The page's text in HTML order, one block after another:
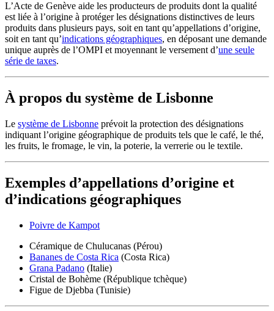
L’Acte de Genève aide les producteurs de produits dont la qualité
est liée à l’origine à protéger les désignations distinctives de leurs
produits dans plusieurs pays, soit en tant qu’appellations d’origine,
soit en tant qu’indications géographiques, en déposant une demande
unique auprès de l’OMPI et moyennant le versement d’​​​​​​​une seule
série de taxes.
À propos du système de Lisbonne
Le système de Lisbonne ​​​​​​​prévoit la protection des désignations
indiquant l’origine géographique de produits tels que le café, le thé,
les fruits, le fromage, le vin, la poterie, la verrerie ou le textile.
Exemples d’appellations d’origine et
d’indications géographiques
Poivre de Kampot
Céramique de Chulucanas (Pérou)
Bananes de Costa Rica (Costa Rica)
Grana Padano (Italie)
Cristal de Bohème (République tchèque)
Figue de Djebba (Tunisie)